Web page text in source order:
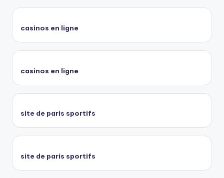
casinos en ligne
casinos en ligne
site de paris sportifs
site de paris sportifs